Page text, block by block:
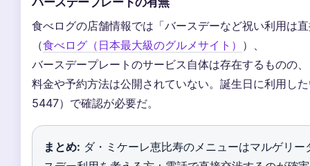
食べログの店舗情報では「バースデーなど祝い利用は
（食べログ（日本最大級のグルメサイト） ）、
バースデープレートのサービス自体は存在するものの、
料金や予約方法は公開されていない。誕生日に利用し
5447）で確認が必要だ。
まとめ: ダ・ミケーレ恵比寿のメニューはマルゲリ